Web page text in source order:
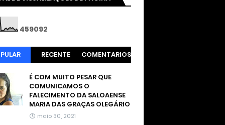
459092
RECENTE COMENTARIOS
É COM MUITO PESAR QUE
COMUNICAMOS O
FALECIMENTO DA SALOAENSE
MARIA DAS GRAÇAS OLEGÁRIO
maio 30, 2021